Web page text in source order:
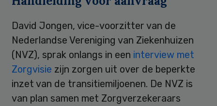
David Jongen, vice-voorzitter van de
Nederlandse Vereniging van Ziekenhuizen
(NVZ), sprak onlangs in een interview met
Zorgvisie zijn zorgen uit over de beperkte
inzet van de transitiemiljoenen. De NVZ is
van plan samen met Zorgverzekeraars